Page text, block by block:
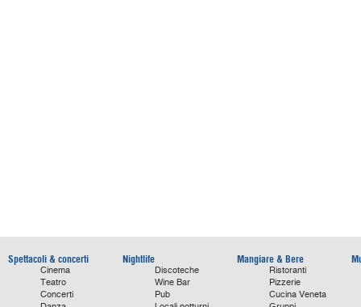
Spettacoli & concerti
Cinema
Teatro
Concerti
Nightlife
Discoteche
Wine Bar
Pub
Mangiare & Bere
Ristoranti
Pizzerie
Cucina Veneta